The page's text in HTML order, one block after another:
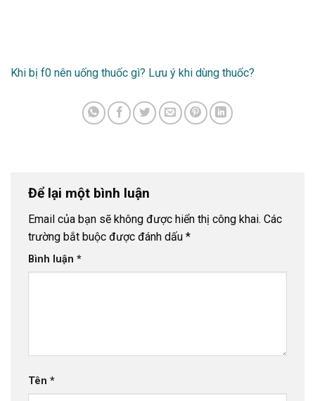
Khi bị f0 nên uống thuốc gì? Lưu ý khi dùng thuốc?
Để lại một bình luận
Email của bạn sẽ không được hiển thị công khai. Các
trường bắt buộc được đánh dấu *
Bình luận *
Tên *